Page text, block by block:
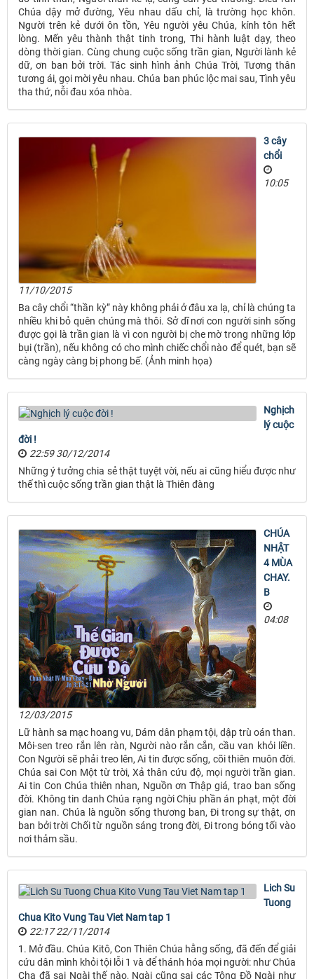
Chúa dậy mở đường, Yêu nhau dấu chỉ, là trường học khôn.
Người trên kẻ dưới ôn tồn, Yêu người yêu Chúa, kính tôn hết
lòng. Mến yêu thành thật tinh trong, Thi hành luật dạy, theo
dòng thời gian. Cùng chung cuộc sống trần gian, Người lành kẻ
dữ, ơn ban bởi trời. Tác sinh hình ảnh Chúa Trời, Tương thân
tương ái, gọi mời yêu nhau. Chúa ban phúc lộc mai sau, Tình yêu
tha thứ, nỗi đau xóa nhòa.
3 cây
chổi
10:05
11/10/2015
Ba cây chổi “thần kỳ” này không phải ở đâu xa lạ, chỉ là chúng ta
nhiều khi bỏ quên chúng mà thôi. Sở dĩ nơi con người sinh sống
được gọi là trần gian là vì con người bị che mờ trong những lớp
bụi (trần), nếu không có cho mình chiếc chổi nào để quét, bạn sẽ
càng ngày càng bị phong bế. (Ảnh minh họa)
Nghịch
lý cuộc
đời !
22:59 30/12/2014
Những ý tưởng chia sẻ thật tuyệt vời, nếu ai cũng hiểu được như
thế thì cuộc sống trần gian thật là Thiên đàng
CHÚA
NHẬT
4 MÙA
CHAY.
B
04:08
12/03/2015
Lữ hành sa mạc hoang vu, Dám dân phạm tội, dập trù oán than.
Môi-sen treo rắn lên ràn, Người nào rắn cắn, cầu van khỏi liền.
Con Người sẽ phải treo lên, Ai tin được sống, cõi thiên muôn đời.
Chúa sai Con Một từ trời, Xả thân cứu độ, mọi người trần gian.
Ai tin Con Chúa thiên nhan, Nguồn ơn Thập giá, trao ban sống
đời. Không tin danh Chúa rạng ngời Chịu phần án phạt, một đời
gian nan. Chúa là nguồn sống thương ban, Đi trong sự thật, ơn
ban bởi trời Chối từ nguồn sáng trong đời, Đi trong bóng tối vào
nơi thảm sầu.
Lich Su
Tuong
Chua Kito Vung Tau Viet Nam tap 1
22:17 22/11/2014
1. Mở đầu. Chúa Kitô, Con Thiên Chúa hằng sống, đã đến để giải
cứu dân mình khỏi tội lỗi 1 và để thánh hóa mọi người: như Chúa
Cha đã sai Ngài thế nào, Ngài cũng sai các Tông Ðồ Ngài như